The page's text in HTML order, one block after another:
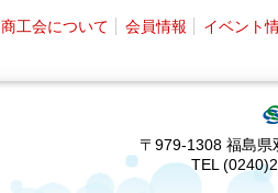
商工会について 会員情報 イベント
〒979-1308 福島県
TEL